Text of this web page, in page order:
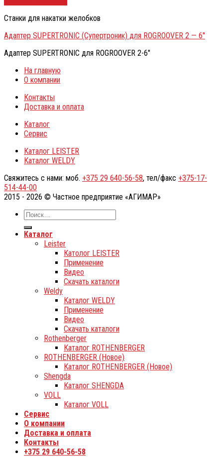
Станки для накатки желобков
Адаптер SUPERTRONIC (Супертроник) для ROGROOVER 2 — 6″
Адаптер SUPERTRONIC для ROGROOVER 2-6″
На главную
О компании
Контакты
Доставка и оплата
Каталог
Сервис
Каталог LEISTER
Каталог WELDY
Свяжитесь с нами: моб. +375 29 640-56-58, тел/факс +375-17-
514-44-00
2015 - 2026 © Частное предприятие «АГИМАР»
Каталог
Leister
Католог LEISTER
Применение
Видео
Скачать каталоги
Weldy
Каталог WELDY
Применение
Видео
Скачать каталоги
Rothenberger
Каталог ROTHENBERGER
ROTHENBERGER (Новое)
Каталог ROTHENBERGER (Новое)
Shengda
Каталог SHENGDA
VOLL
Каталог VOLL
Сервис
О компании
Доставка и оплата
Контакты
+375 29 640-56-58